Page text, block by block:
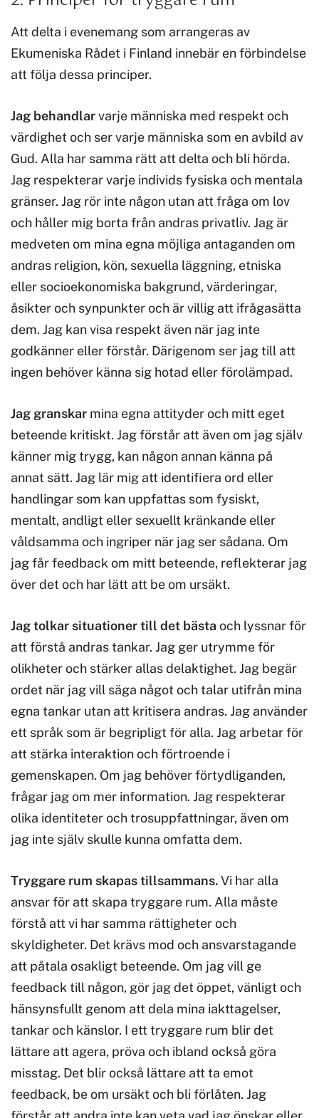
Att delta i evenemang som arrangeras av
Ekumeniska Rådet i Finland innebär en förbindelse
att följa dessa principer.
Jag behandlarvarje människa med respekt och
värdighet och ser varje människa som en avbild av
Gud. Alla har samma rätt att delta och bli hörda.
Jag respekterar varje individs fysiska och mentala
gränser. Jag rör inte någon utan att fråga om lov
och håller mig borta från andras privatliv. Jag är
medveten om mina egna möjliga antaganden om
andras religion, kön, sexuella läggning, etniska
eller socioekonomiska bakgrund, värderingar,
åsikter och synpunkter och är villig att ifrågasätta
dem. Jag kan visa respekt även när jag inte
godkänner eller förstår. Därigenom ser jag till att
ingen behöver känna sig hotad eller förolämpad.
Jag granskar mina egna attityder och mitt eget
beteende kritiskt. Jag förstår att även om jag själv
känner mig trygg, kan någon annan känna på
annat sätt. Jag lär mig att identifiera ord eller
handlingar som kan uppfattas som fysiskt,
mentalt, andligt eller sexuellt kränkande eller
våldsamma och ingriper när jag ser sådana. Om
jag får feedback om mitt beteende, reflekterar jag
över det och har lätt att be om ursäkt.
Jag tolkar situationer till det bästa och lyssnar för
att förstå andras tankar. Jag ger utrymme för
olikheter och stärker allas delaktighet. Jag begär
ordet när jag vill säga något och talar utifrån mina
egna tankar utan att kritisera andras. Jag använder
ett språk som är begripligt för alla. Jag arbetar för
att stärka interaktion och förtroende i
gemenskapen. Om jag behöver förtydliganden,
frågar jag om mer information. Jag respekterar
olika identiteter och trosuppfattningar, även om
jag inte själv skulle kunna omfatta dem.
Tryggare rum skapas tillsammans.Vi har alla
ansvar för att skapa tryggare rum. Alla måste
förstå att vi har samma rättigheter och
skyldigheter. Det krävs mod och ansvarstagande
att påtala osakligt beteende. Om jag vill ge
feedback till någon, gör jag det öppet, vänligt och
hänsynsfullt genom att dela mina iakttagelser,
tankar och känslor. I ett tryggare rum blir det
lättare att agera, pröva och ibland också göra
misstag. Det blir också lättare att ta emot
feedback, be om ursäkt och bli förlåten. Jag